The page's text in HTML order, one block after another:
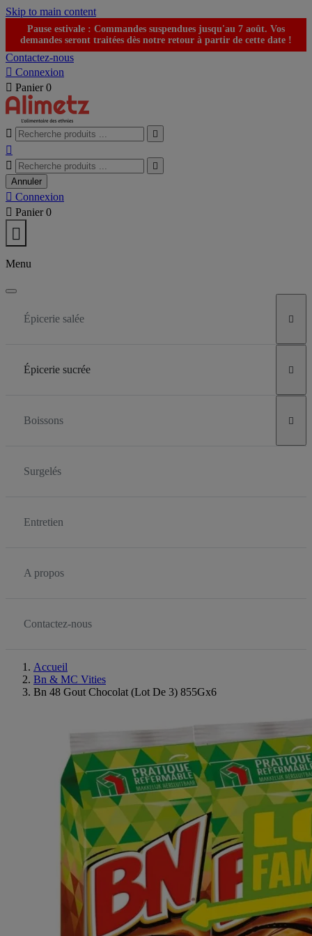
Skip to main content
Pause estivale : Commandes suspendues jusqu'au 7 août. Vos
demandes seront traitées dès notre retour à partir de cette date !
Contactez-nous
 Connexion
 Panier 0
 



Annuler
 Connexion
 Panier 0

Menu
Épicerie salée 
Épicerie sucrée 
Boissons 
Surgelés
Entretien
A propos
Contactez-nous
Accueil
Bn & MC Vities
Bn 48 Gout Chocolat (Lot De 3) 855Gx6